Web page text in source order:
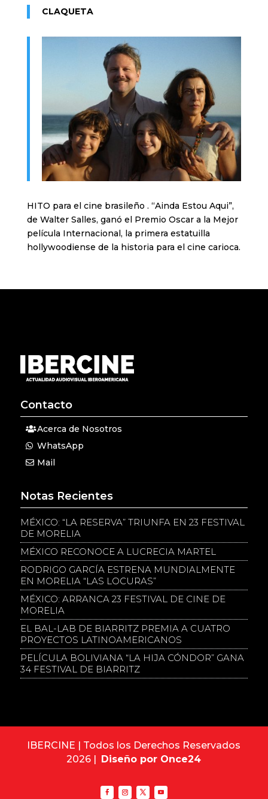
CLAQUETA
HITO para el cine brasileño . “Ainda Estou Aqui”,
de Walter Salles, ganó el Premio Oscar a la Mejor
película Internacional, la primera estatuilla
hollywoodiense de la historia para el cine carioca.
Contacto
Acerca de Nosotros
WhatsApp
Mail
Notas Recientes
MÉXICO: “LA RESERVA” TRIUNFA EN 23 FESTIVAL
DE MORELIA
MÉXICO RECONOCE A LUCRECIA MARTEL
RODRIGO GARCÍA ESTRENA MUNDIALMENTE
EN MORELIA “LAS LOCURAS”
MÉXICO: ARRANCA 23 FESTIVAL DE CINE DE
MORELIA
EL BAL-LAB DE BIARRITZ PREMIA A CUATRO
PROYECTOS LATINOAMERICANOS
PELÍCULA BOLIVIANA “LA HIJA CÓNDOR” GANA
34 FESTIVAL DE BIARRITZ
IBERCINE | Todos los Derechos Reservados
2026 | Diseño por Once24